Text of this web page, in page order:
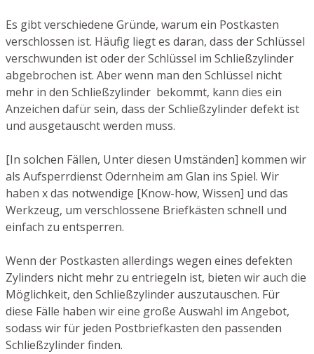
Es gibt verschiedene Gründe, warum ein Postkasten
verschlossen ist. Häufig liegt es daran, dass der Schlüssel
verschwunden ist oder der Schlüssel im Schließzylinder
abgebrochen ist. Aber wenn man den Schlüssel nicht
mehr in den Schließzylinder bekommt, kann dies ein
Anzeichen dafür sein, dass der Schließzylinder defekt ist
und ausgetauscht werden muss.
[In solchen Fällen, Unter diesen Umständen] kommen wir
als Aufsperrdienst Odernheim am Glan ins Spiel. Wir
haben x das notwendige [Know-how, Wissen] und das
Werkzeug, um verschlossene Briefkästen schnell und
einfach zu entsperren.
Wenn der Postkasten allerdings wegen eines defekten
Zylinders nicht mehr zu entriegeln ist, bieten wir auch die
Möglichkeit, den Schließzylinder auszutauschen. Für
diese Fälle haben wir eine große Auswahl im Angebot,
sodass wir für jeden Postbriefkasten den passenden
Schließzylinder finden.